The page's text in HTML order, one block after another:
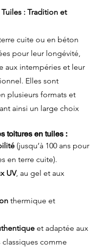
: Tradition et
cuite ou en béton
pour leur longévité,
aux intempéries et leur
Elles sont
plusieurs formats et
ainsi un large choix
toitures en tuiles :
(jusqu’à 100 ans pour
en terre cuite).
UV, au gel et aux
thermique et
et adaptée aux
comme